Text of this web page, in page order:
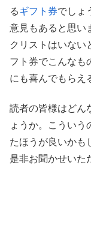
るギフト券でしょ
意見もあると思い
クリストはいない
フト券でこんなも
にも喜んでもらえ
読者の皆様はどん
ょうか。こうい
たほうが良いかも
是非お聞かせいた